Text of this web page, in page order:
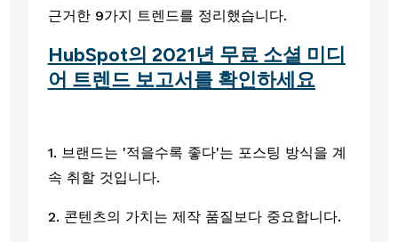
근거한 9가지 트렌드를 정리했습니다.
HubSpot의 2021년 무료 소셜 미디
어 트렌드 보고서를 확인하세요
1. 브랜드는 '적을수록 좋다'는 포스팅 방식을 계
속 취할 것입니다.
2. 콘텐츠의 가치는 제작 품질보다 중요합니다.